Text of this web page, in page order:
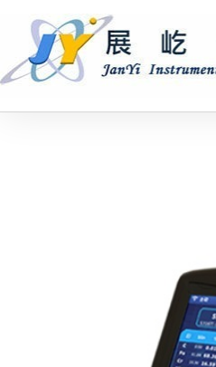
要